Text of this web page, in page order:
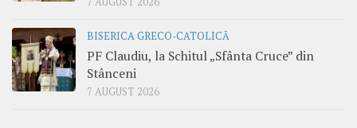
BISERICA GRECO-CATOLICĂ
PF Claudiu, la Schitul „Sfânta Cruce” din
Stânceni
7 AUGUST 2026